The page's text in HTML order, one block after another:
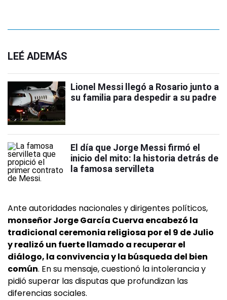
LEÉ ADEMÁS
Lionel Messi llegó a Rosario junto a
su familia para despedir a su padre
El día que Jorge Messi firmó el
inicio del mito: la historia detrás de
la famosa servilleta
Ante autoridades nacionales y dirigentes políticos,
monseñor Jorge García Cuerva encabezó la
tradicional ceremonia religiosa por el 9 de Julio
y realizó un fuerte llamado a recuperar el
diálogo, la convivencia y la búsqueda del bien
común. En su mensaje, cuestionó la intolerancia y
pidió superar las disputas que profundizan las
diferencias sociales.